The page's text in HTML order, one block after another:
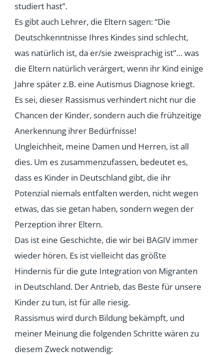
studiert hast”.
Es gibt auch Lehrer, die Eltern sagen: “Die
Deutschkenntnisse Ihres Kindes sind schlecht,
was natürlich ist, da er/sie zweisprachig ist”… was
die Eltern natürlich verärgert, wenn ihr Kind einige
Jahre später z.B. eine Autismus Diagnose kriegt.
Es sei, dieser Rassismus verhindert nicht nur die
Chancen der Kinder, sondern auch die frühzeitige
Anerkennung ihrer Bedürfnisse!
Ungleichheit, meine Damen und Herren, ist all
dies. Um es zusammenzufassen, bedeutet es,
dass es Kinder in Deutschland gibt, die ihr
Potenzial niemals entfalten werden, nicht wegen
etwas, das sie getan haben, sondern wegen der
Perzeption ihrer Eltern.
Das ist eine Geschichte, die wir bei BAGIV immer
wieder hören. Es ist vielleicht das größte
Hindernis für die gute Integration von Migranten
in Deutschland. Der Antrieb, das Beste für unsere
Kinder zu tun, ist für alle riesig.
Rassismus wird durch Bildung bekämpft, und
meiner Meinung die folgenden Schritte wären zu
diesem Zweck notwendig: